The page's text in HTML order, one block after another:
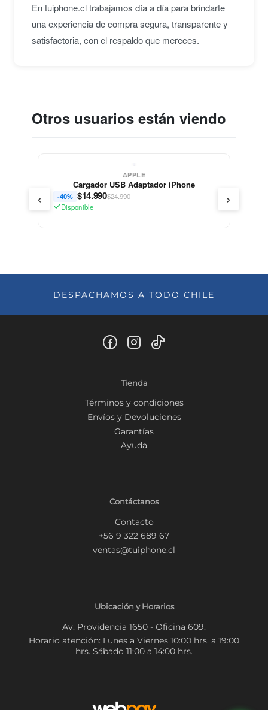
En tuiphone.cl trabajamos día a día para brindarte
una experiencia de compra segura, transparente y
satisfactoria, con el respaldo que mereces.
Otros usuarios están viendo
APPLE
Cargador USB Adaptador iPhone
-40% $14.990$24.990
Disponible
‹ ›
DESPACHAMOS A TODO CHILE
Tienda
Términos y condiciones
Envíos y Devoluciones
Garantías
Ayuda
Contáctanos
Contacto
+56 9 322 689 67
ventas@tuiphone.cl
Ubicación y Horarios
Av. Providencia 1650 - Oficina 609.
Horario atención: Lunes a Viernes 10:00 hrs. a 19:00
hrs. Sábado 11:00 a 14:00 hrs.